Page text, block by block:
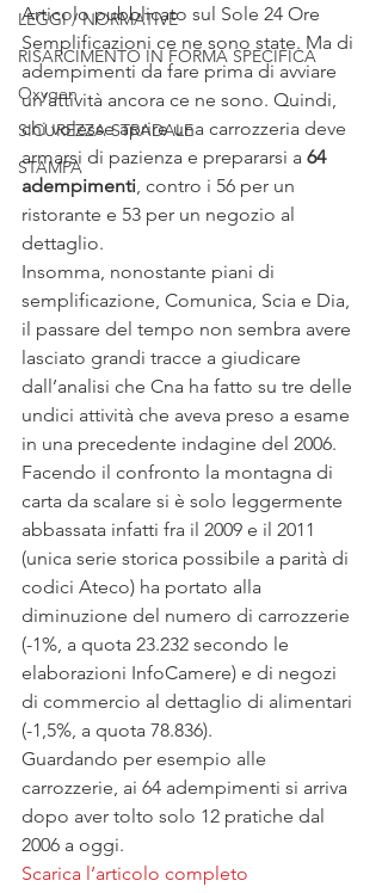
LEGGI / NORMATIVE
RISARCIMENTO IN FORMA SPECIFICA
Oxygen
SICUREZZA STRADALE
STAMPA
Articolo pubblicato sul Sole 24 Ore
Semplificazioni ce ne sono state. Ma di
adempimenti da fare prima di avviare
un’attività ancora ce ne sono. Quindi,
chi volesse aprire una carrozzeria deve
armarsi di pazienza e prepararsi a 64
adempimenti , contro i 56 per un
ristorante e 53 per un negozio al
dettaglio.
Insomma, nonostante piani di
semplificazione, Comunica, Scia e Dia,
il passare del tempo non sembra avere
lasciato grandi tracce a giudicare
dall’analisi che Cna ha fatto su tre delle
undici attività che aveva preso a esame
in una precedente indagine del 2006.
Facendo il confronto la montagna di
carta da scalare si è solo leggermente
abbassata infatti fra il 2009 e il 2011
(unica serie storica possibile a parità di
codici Ateco) ha portato alla
diminuzione del numero di carrozzerie
(-1%, a quota 23.232 secondo le
elaborazioni InfoCamere) e di negozi
di commercio al dettaglio di alimentari
(-1,5%, a quota 78.836).
Guardando per esempio alle
carrozzerie, ai 64 adempimenti si arriva
dopo aver tolto solo 12 pratiche dal
2006 a oggi.
Scarica l’articolo completo